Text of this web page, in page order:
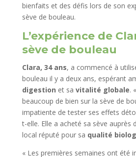
bienfaits et des défis lors de son
sève de bouleau.
L’expérience de
sève de bouleau
Clara, 34 ans, a commencé à
bouleau il y a deux ans, espérant
digestion et sa vitalité globale.
beaucoup de bien sur la sève de
impatiente de tester ses effets
t-elle. Elle a acheté sa sève auprès
local réputé pour sa qualité
« Les premières semaines ont été